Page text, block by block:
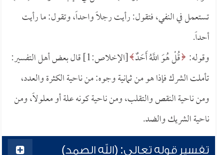
تستعمل في النفي، فتقول: رأيت رجلاً واحداً، وتقول: ما رأيت
أحداً.
وقوله: قُلْ هُوَ اللَّهُ أَحَدٌ
[الإخلاص:1] قال بعض أهل التفسير:
تأملت الشرك فإذا هو من ثمانية وجوه: من ناحية الكثرة والعدد،
ومن ناحية النقص والتقلب، ومن ناحية كونه علة أو معلولاً، ومن
ناحية الشريك والضد.
تفسير قوله تعالى: (الله الصمد)